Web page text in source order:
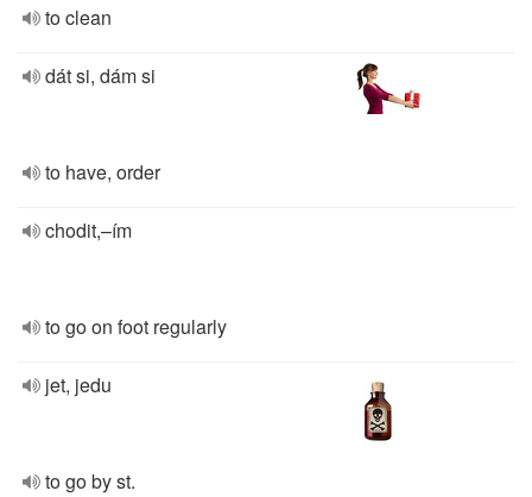
to clean
dát si, dám si
to have, order
chodit,–ím
to go on foot regularly
jet, jedu
to go by st.